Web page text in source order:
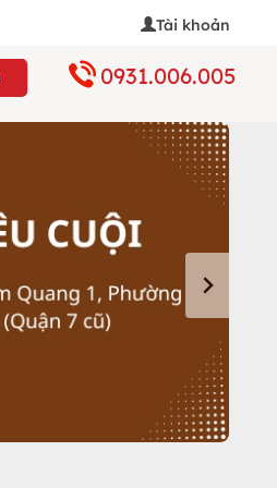
Tài khoản
0931.006.005